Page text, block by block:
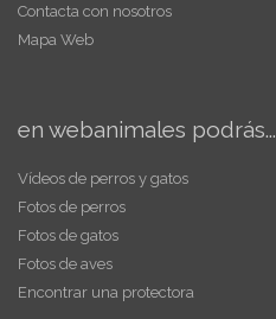
Contacta con nosotros
Mapa Web
en webanimales podrás...
Vídeos de perros y gatos
Fotos de perros
Fotos de gatos
Fotos de aves
Encontrar una protectora